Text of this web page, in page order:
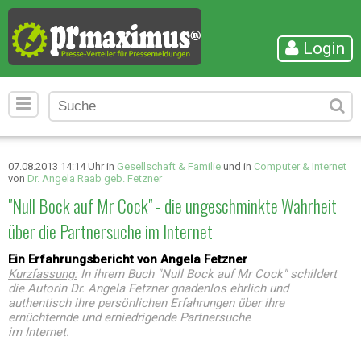
Login
07.08.2013 14:14 Uhr in Gesellschaft & Familie und in Computer & Internet
von Dr. Angela Raab geb. Fetzner
"Null Bock auf Mr Cock" - die ungeschminkte Wahrheit
über die Partnersuche im Internet
Ein Erfahrungsbericht von Angela Fetzner
Kurzfassung:In ihrem Buch "Null Bock auf Mr Cock" schildert
die Autorin Dr. Angela Fetzner gnadenlos ehrlich und
authentisch ihre persönlichen Erfahrungen über ihre
ernüchternde und erniedrigende Partnersuche
im Internet.